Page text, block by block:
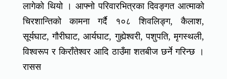
लागेको थियो । आफ्नो परिवारभित्रका दिवङ्गत आत्माको
चिरशान्तिको कामना गर्दै १०८ शिवलिङ्ग, कैलाश,
सूर्यघाट, गौरीघाट, आर्यघाट, गुह्येश्वरी, पशुपति, मृगस्थली,
विश्वरूप र किराँतेश्वर आदि ठाउँमा शतबीज छर्ने गरिन्छ ।
रासस